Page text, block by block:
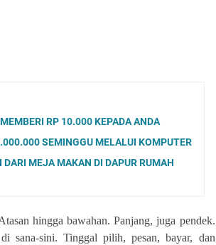
RP 10.000 KEPADA ANDA
SEMINGGU MELALUI KOMPUTER
MEJA MAKAN DI DAPUR RUMAH
hingga bawahan. Panjang, juga pendek.
sana-sini. Tinggal pilih, pesan, bayar, dan